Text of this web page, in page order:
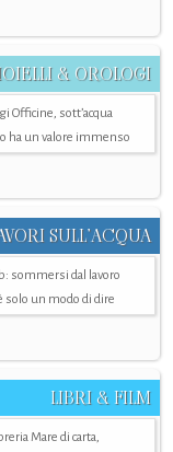
& OROLOGI
Officine, sott’acqua
ha un valore immenso
SULL’ACQUA
sommersi dal lavoro
solo un modo di dire
LIBRI & FILM
Mare di carta,